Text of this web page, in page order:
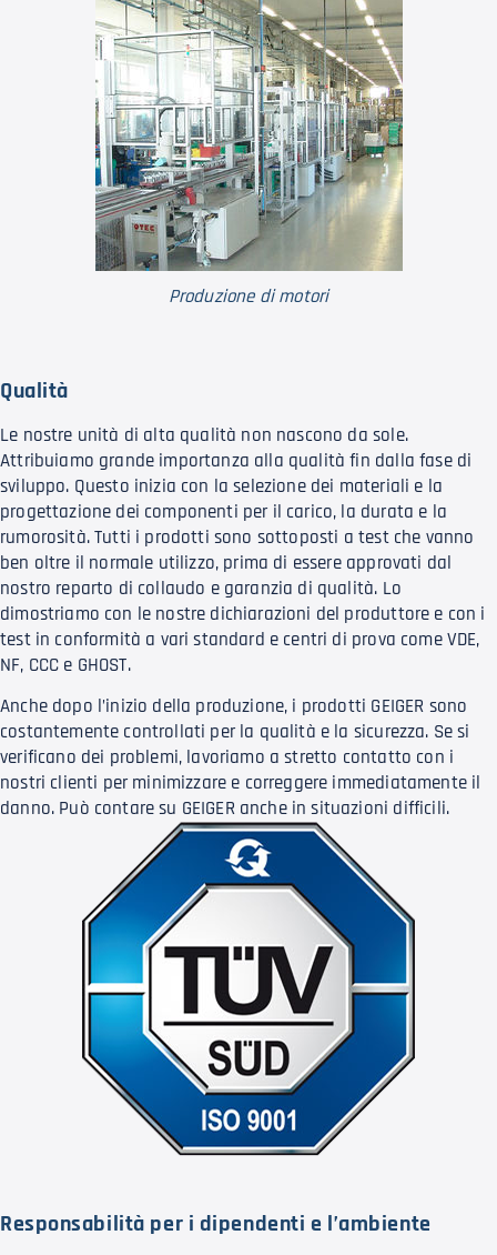
Produzione di motori
Qualità
Le nostre unità di alta qualità non nascono da sole.
Attribuiamo grande importanza alla qualità fin dalla fase di
sviluppo. Questo inizia con la selezione dei materiali e la
progettazione dei componenti per il carico, la durata e la
rumorosità. Tutti i prodotti sono sottoposti a test che vanno
ben oltre il normale utilizzo, prima di essere approvati dal
nostro reparto di collaudo e garanzia di qualità. Lo
dimostriamo con le nostre dichiarazioni del produttore e con i
test in conformità a vari standard e centri di prova come VDE,
NF, CCC e GHOST.
Anche dopo l’inizio della produzione, i prodotti GEIGER sono
costantemente controllati per la qualità e la sicurezza. Se si
verificano dei problemi, lavoriamo a stretto contatto con i
nostri clienti per minimizzare e correggere immediatamente il
danno. Può contare su GEIGER anche in situazioni difficili.
Responsabilità per i dipendenti e l’ambiente